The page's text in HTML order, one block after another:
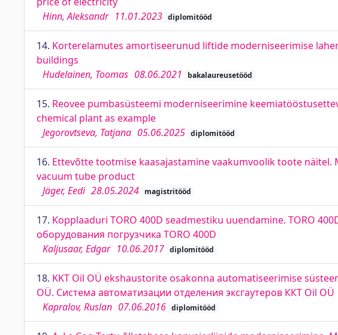
Hinn, Aleksandr 11.01.2023 diplomitööd
14. Korterelamutes amortiseerunud liftide moderniseerimise
buildings
Hudelainen, Toomas 08.06.2021 bakalaureusetööd
15. Reovee pumbasüsteemi moderniseerimine
chemical plant as example
Jegorovtseva, Tatjana 05.06.2025 diplomitööd
16. Ettevõtte tootmise kaasajastamine vaakumvoolik toote
vacuum tube product
Jäger, Eedi 28.05.2024 magistritööd
17. Kopplaaduri TORO 400D seadmestiku uuendamine. TORO
оборудования погрузчика TORO 400D
Kaljusaar, Edgar 10.06.2017 diplomitööd
18. KKT Oil OÜ ekshaustorite osakonna automatiseerimise
OÜ. Система автоматизации отделения эксгаутеров ККТ Oil OÜ
Kapralov, Ruslan 07.06.2016 diplomitööd